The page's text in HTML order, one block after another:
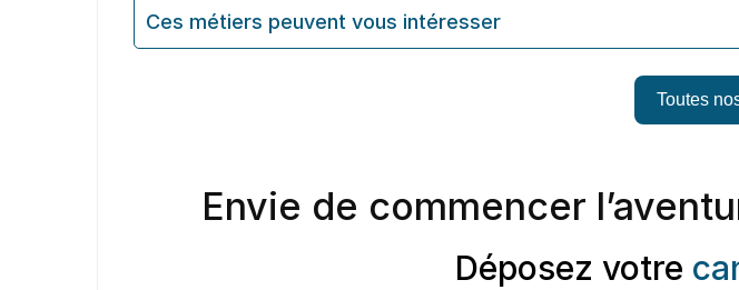
Ces métiers peuvent vous intéresser
Toutes
Envie de commencer
Déposez votre